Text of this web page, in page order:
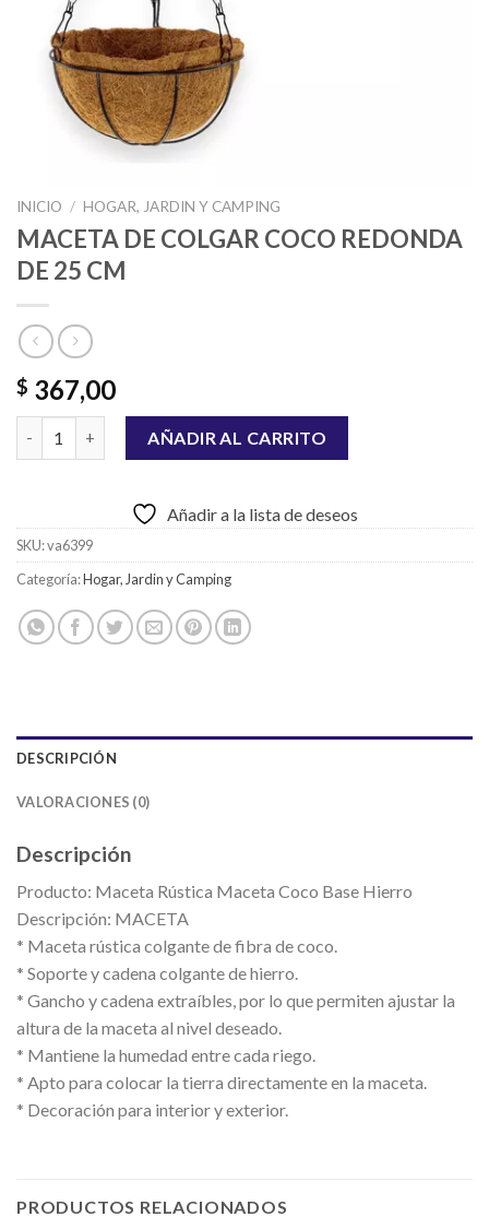
INICIO / HOGAR, JARDIN Y CAMPING
MACETA DE COLGAR COCO REDONDA
DE 25 CM
$ 367,00
MACETA DE COLGAR COCO REDONDA DE 25 CM cantidad
AÑADIR AL CARRITO
Añadir a la lista de deseos
SKU:va6399
Categoría:Hogar, Jardin y Camping
DESCRIPCIÓN
VALORACIONES (0)
Descripción
Producto: Maceta Rústica Maceta Coco Base Hierro
Descripción: MACETA
* Maceta rústica colgante de fibra de coco.
* Soporte y cadena colgante de hierro.
* Gancho y cadena extraíbles, por lo que permiten ajustar la
altura de la maceta al nivel deseado.
* Mantiene la humedad entre cada riego.
* Apto para colocar la tierra directamente en la maceta.
* Decoración para interior y exterior.
PRODUCTOS RELACIONADOS